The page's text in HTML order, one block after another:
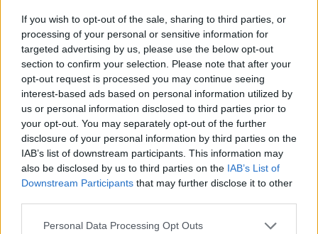
If you wish to opt-out of the sale, sharing to third parties, or
processing of your personal or sensitive information for
targeted advertising by us, please use the below opt-out
section to confirm your selection. Please note that after your
opt-out request is processed you may continue seeing
interest-based ads based on personal information utilized by
us or personal information disclosed to third parties prior to
your opt-out. You may separately opt-out of the further
disclosure of your personal information by third parties on the
IAB’s list of downstream participants. This information may
also be disclosed by us to third parties on the IAB’s List of
Downstream Participants that may further disclose it to other
Personal Data Processing Opt Outs